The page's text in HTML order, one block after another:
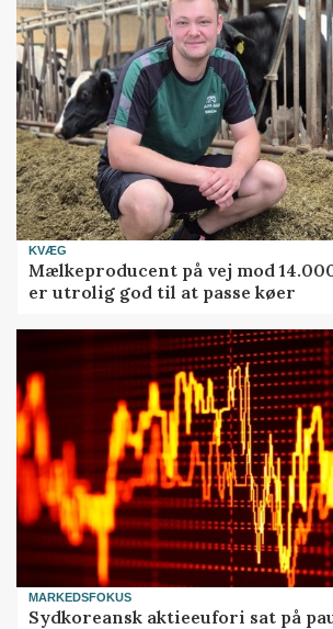
KVÆG
Mælkeproducent på vej mod
er utrolig god til at passe køer
MARKEDSFOKUS
Sydkoreansk aktieeufori sat på